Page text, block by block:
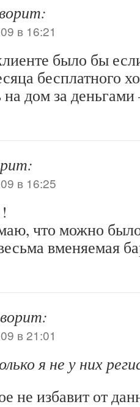
в 16:21
было бы
бесплатного
дом за
в 16:25
что можно
вменяемая
в 21:01
я не у них
не избавит от